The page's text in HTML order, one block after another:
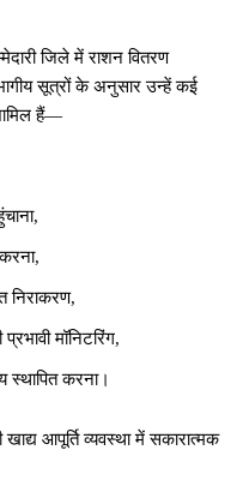
जिले में राशन वितरण
सूत्रों के अनुसार उन्हें कई
हैं—
निराकरण,
मॉनिटरिंग,
स्थापित करना।
आपूर्ति व्यवस्था में सकारात्मक